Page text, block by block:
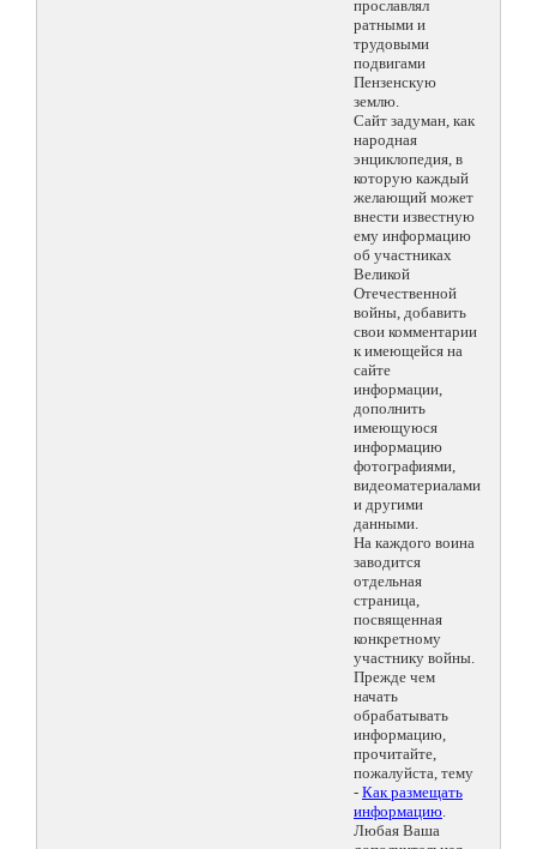
прославлял
ратными и
трудовыми
подвигами
Пензенскую
землю.
Сайт задуман, как
народная
энциклопедия, в
которую каждый
желающий может
внести известную
ему информацию
об участниках
Великой
Отечественной
войны, добавить
свои комментарии
к имеющейся на
сайте
информации,
дополнить
имеющуюся
информацию
фотографиями,
видеоматериалами
и другими
данными.
На каждого воина
заводится
отдельная
страница,
посвященная
конкретному
участнику войны.
Прежде чем
начать
обрабатывать
информацию,
прочитайте,
пожалуйста, тему
- Как размещать
информацию.
Любая Ваша